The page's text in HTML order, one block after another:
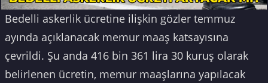
Bedelli askerlik ücretine ilişkin gözler temmuz
ayında açıklanacak memur maaş katsayısına
çevrildi. Şu anda 416 bin 361 lira 30 kuruş olarak
belirlenen ücretin, memur maaşlarına yapılacak